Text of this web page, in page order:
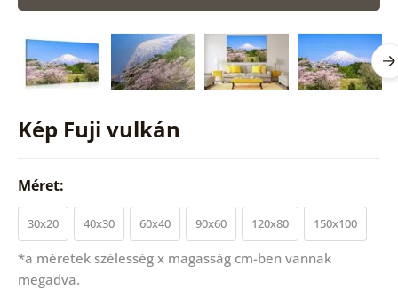
Kép Fuji vulkán
Méret:
30x20 40x30 60x40 90x60 120x80 150x100
*a méretek szélesség x magasság cm-ben vannak
megadva.